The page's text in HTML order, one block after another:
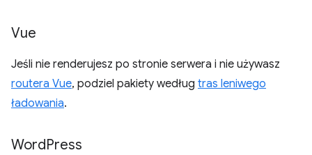
Vue
Jeśli nie renderujesz po stronie serwera i nie używasz
routera Vue, podziel pakiety według tras leniwego
ładowania.
WordPress